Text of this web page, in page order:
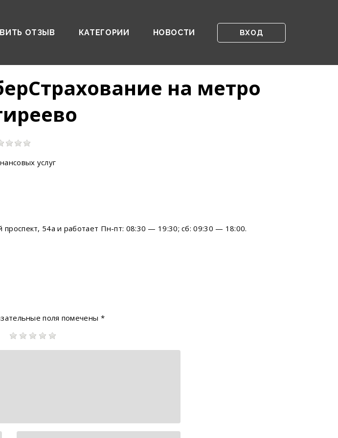
ОТЗЫВ КАТЕГОРИИ НОВОСТИ ВХОД
на метро
услуг
проспект, 54а и работает Пн-пт: 08:30 — 19:30; сб: 09:30 — 18:00.
поля помечены *